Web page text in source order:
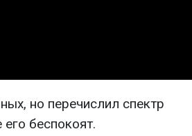
но перечислил спектр
беспокоят.